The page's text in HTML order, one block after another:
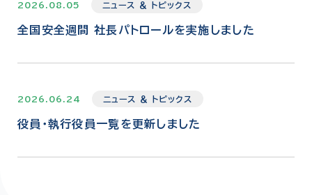
2026.08.05 ニュース ＆ トピックス
全国安全週間 社長パトロールを実施しました
2026.06.24 ニュース ＆ トピックス
役員・執行役員一覧を更新しました